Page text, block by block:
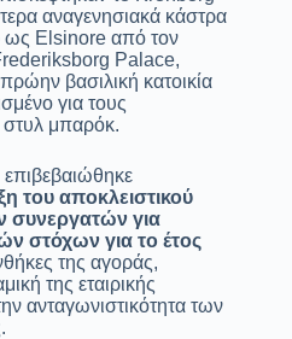
αναγενησιακά κάστρα
Elsinore από τον
Palace,
βασιλική κατοικία
για τους
μπαρόκ.
επιβεβαιώθηκε
του αποκλειστικού
συνεργατών για
στόχων για το έτος
της αγοράς,
της εταιρικής
ανταγωνιστικότητα των